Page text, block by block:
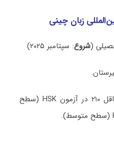
زبان چینی
شروع: سپتامبر ۲۰۲۵)
حداقل ۲۱۰ در آزمون HSK (سطح